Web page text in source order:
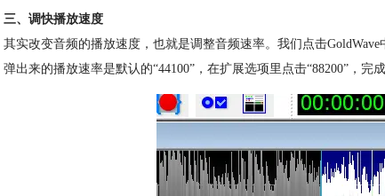
三、调快播放速度
其实改变音频的播放速度，也就是调整音频速率。我们点击
弹出来的播放速率是默认的“44100”，在扩展选项里点击“88200”，